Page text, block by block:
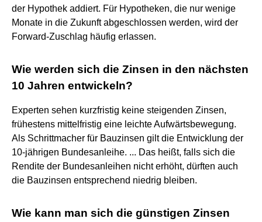
der Hypothek addiert. Für Hypotheken, die nur wenige
Monate in die Zukunft abgeschlossen werden, wird der
Forward-Zuschlag häufig erlassen.
Wie werden sich die Zinsen in den nächsten
10 Jahren entwickeln?
Experten sehen kurzfristig keine steigenden Zinsen,
frühestens mittelfristig eine leichte Aufwärtsbewegung.
Als Schrittmacher für Bauzinsen gilt die Entwicklung der
10-jährigen Bundesanleihe. ... Das heißt, falls sich die
Rendite der Bundesanleihen nicht erhöht, dürften auch
die Bauzinsen entsprechend niedrig bleiben.
Wie kann man sich die günstigen Zinsen